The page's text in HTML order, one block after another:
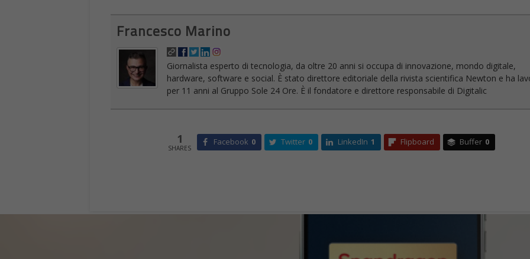
Francesco Marino
Giornalista esperto di tecnologia, da oltre 20 anni si occupa di innovazione, mondo digitale,
hardware, software e social. È stato direttore editoriale della rivista scientifica Newton e ha
per 11 anni al Gruppo Sole 24 Ore. È il fondatore e direttore responsabile di Digitalic
1
SHARES
Facebook 0 Twitter 0 LinkedIn 1 Flipboard Buffer 0